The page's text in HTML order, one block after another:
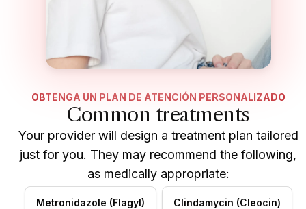
OBTENGA UN PLAN DE ATENCIÓN PERSONALIZADO
Common treatments
Your provider will design a treatment plan tailored
just for you. They may recommend the following,
as medically appropriate:
Metronidazole (Flagyl) Clindamycin (Cleocin)